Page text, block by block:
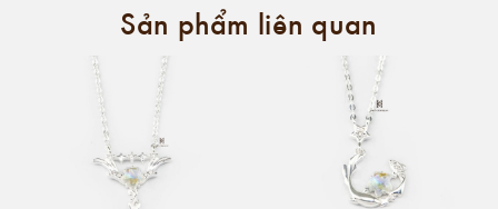
Sản phẩm liên quan